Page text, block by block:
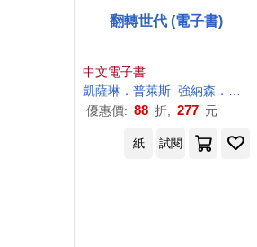
翻轉世代 (電子書)
中文電子書
凱薩琳．普萊斯 強納森．海德特
優惠價: 88 折, 277 元
紙 試閱